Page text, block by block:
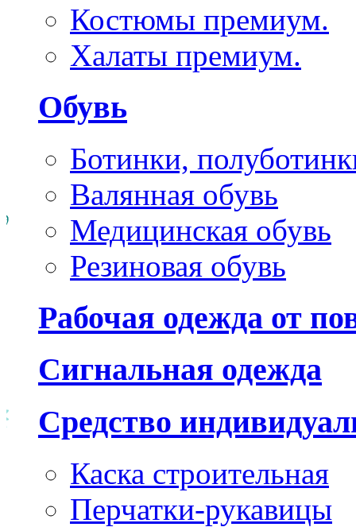
Костюмы премиум.
Халаты премиум.
Обувь
Ботинки,
Валянная обувь
Медицинская обувь
Резиновая обувь
Рабочая одежда от
Сигнальная одежда
Средство
Каска строительная
Перчатки-рукавицы